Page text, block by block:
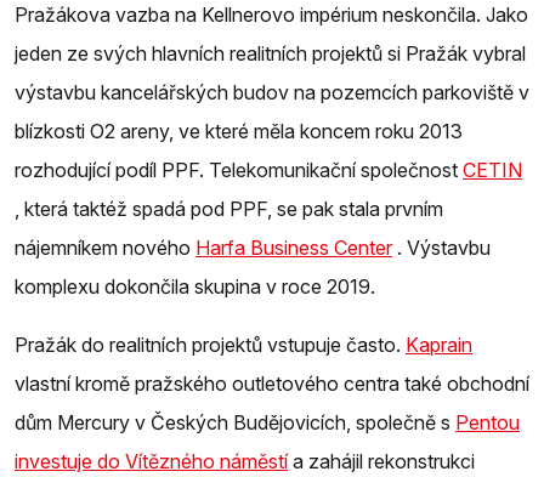
Pražákova vazba na Kellnerovo impérium neskončila. Jako
jeden ze svých hlavních realitních projektů si Pražák vybral
výstavbu kancelářských budov na pozemcích parkoviště v
blízkosti O2 areny, ve které měla koncem roku 2013
rozhodující podíl PPF. Telekomunikační společnost CETIN
, která taktéž spadá pod PPF, se pak stala prvním
nájemníkem nového Harfa Business Center. Výstavbu
komplexu dokončila skupina v roce 2019.
Pražák do realitních projektů vstupuje často. Kaprain
vlastní kromě pražského outletového centra také obchodní
dům Mercury v Českých Budějovicích, společně s Pentou
investuje do Vítězného náměstía zahájil rekonstrukci